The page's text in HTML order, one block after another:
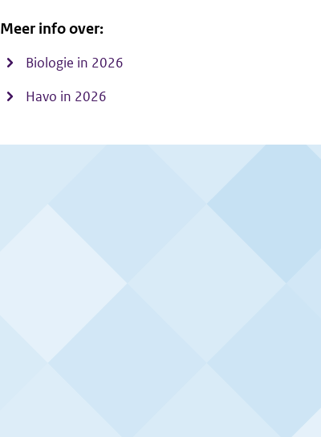
Meer info over:
Biologie in 2026
Havo in 2026